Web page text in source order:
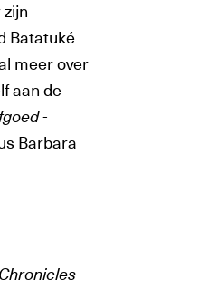
Batatuké
meer over
aan de
-
Barbara